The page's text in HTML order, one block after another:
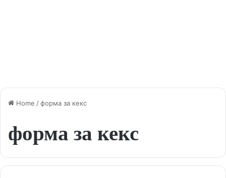
Home /форма за кекс
форма за кекс